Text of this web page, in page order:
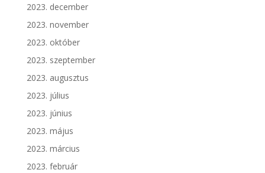
2023. december
2023. november
2023. október
2023. szeptember
2023. augusztus
2023. július
2023. június
2023. május
2023. március
2023. február